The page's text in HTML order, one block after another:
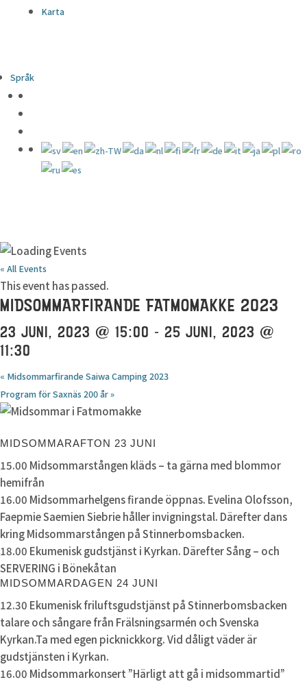
Karta
Språk
« All Events
This event has passed.
MIDSOMMARFIRANDE FATMOMAKKE 2023
23 JUNI, 2023 @ 15:00 - 25 JUNI, 2023 @
11:30
« Midsommarfirande Saiwa Camping 2023
Program för Saxnäs 200 år»
MIDSOMMARAFTON 23 JUNI
15.00 Midsommarstången kläds – ta gärna med blommor
hemifrån
16.00 Midsommarhelgens firande öppnas. Evelina Olofsson,
Faepmie Saemien Siebrie håller invigningstal. Därefter dans
kring Midsommarstången på Stinnerbomsbacken.
18.00 Ekumenisk gudstjänst i Kyrkan. Därefter Sång – och
SERVERING i Bönekåtan
MIDSOMMARDAGEN 24 JUNI
12.30 Ekumenisk friluftsgudstjänst på Stinnerbomsbacken
talare och sångare från Frälsningsarmén och Svenska
Kyrkan.Ta med egen picknickkorg. Vid dåligt väder är
gudstjänsten i Kyrkan.
16.00 Midsommarkonsert ”Härligt att gå i midsommartid”